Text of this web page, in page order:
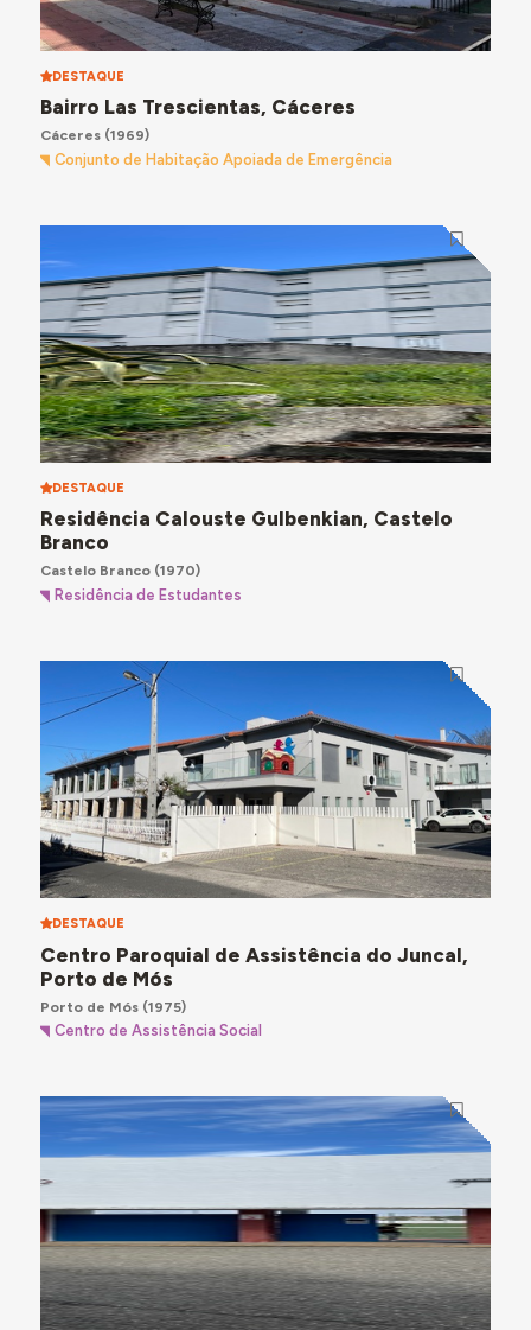
DESTAQUE
Bairro Las Trescientas, Cáceres
Cáceres(1969)
Conjunto de Habitação Apoiada de Emergência
DESTAQUE
Residência Calouste Gulbenkian, Castelo
Branco
Castelo Branco(1970)
Residência de Estudantes
DESTAQUE
Centro Paroquial de Assistência do Juncal,
Porto de Mós
Porto de Mós(1975)
Centro de Assistência Social